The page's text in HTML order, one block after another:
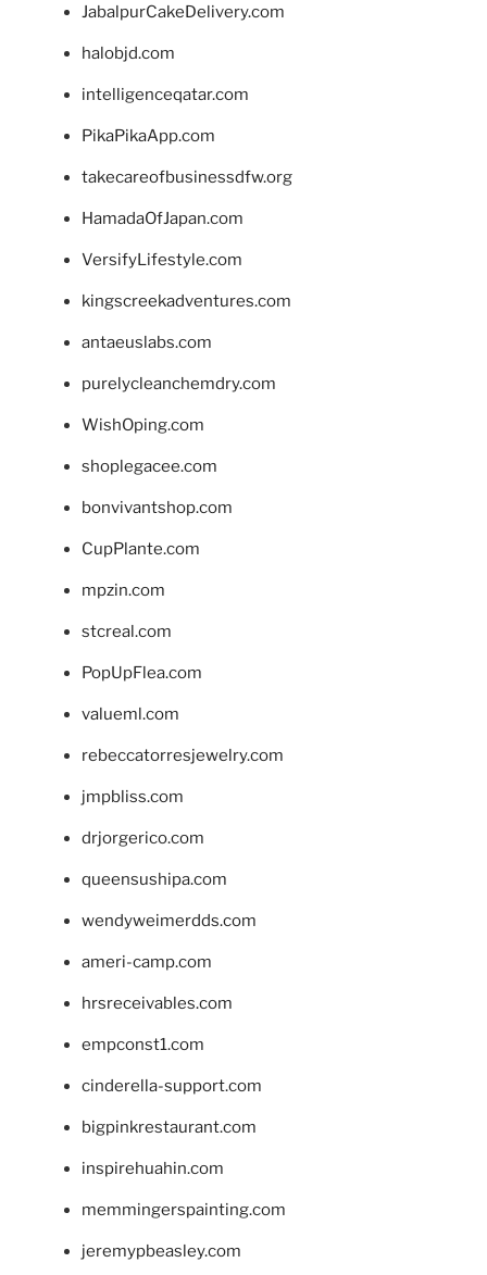
JabalpurCakeDelivery.com
halobjd.com
intelligenceqatar.com
PikaPikaApp.com
takecareofbusinessdfw.org
HamadaOfJapan.com
VersifyLifestyle.com
kingscreekadventures.com
antaeuslabs.com
purelycleanchemdry.com
WishOping.com
shoplegacee.com
bonvivantshop.com
CupPlante.com
mpzin.com
stcreal.com
PopUpFlea.com
valueml.com
rebeccatorresjewelry.com
jmpbliss.com
drjorgerico.com
queensushipa.com
wendyweimerdds.com
ameri-camp.com
hrsreceivables.com
empconst1.com
cinderella-support.com
bigpinkrestaurant.com
inspirehuahin.com
memmingerspainting.com
jeremypbeasley.com